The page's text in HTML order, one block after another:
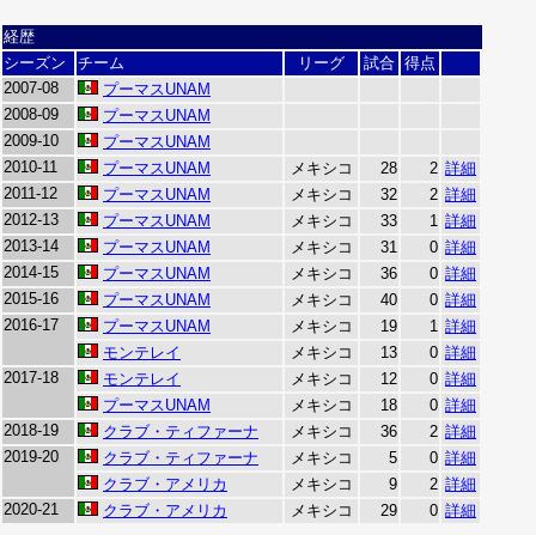
経歴
シーズン
チーム リーグ 試合 得点
2007-08
プーマスUNAM
2008-09
プーマスUNAM
2009-10
プーマスUNAM
2010-11
プーマスUNAM メキシコ 28 2 詳細
2011-12
プーマスUNAM メキシコ 32 2 詳細
2012-13
プーマスUNAM メキシコ 33 1 詳細
2013-14
プーマスUNAM メキシコ 31 0 詳細
2014-15
プーマスUNAM メキシコ 36 0 詳細
2015-16
プーマスUNAM メキシコ 40 0 詳細
2016-17
プーマスUNAM メキシコ 19 1 詳細
モンテレイ
メキシコ 13 0 詳細
2017-18
モンテレイ メキシコ 12 0 詳細
プーマスUNAM
メキシコ 18 0 詳細
2018-19
クラブ・ティファーナ メキシコ 36 2 詳細
2019-20
クラブ・ティファーナ メキシコ 5 0 詳細
クラブ・アメリカ
メキシコ 9 2 詳細
2020-21
クラブ・アメリカ メキシコ 29 0 詳細